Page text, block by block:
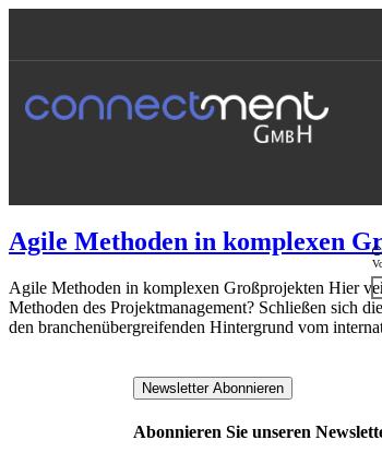
Agile Methoden in komplexen
Agile Methoden in komplexen Großprojekten Hier
Methoden des Projektmanagement? Schließen sich
den branchenübergreifenden Hintergrund vom
Newsletter Abonnieren
Abonnieren Sie unseren